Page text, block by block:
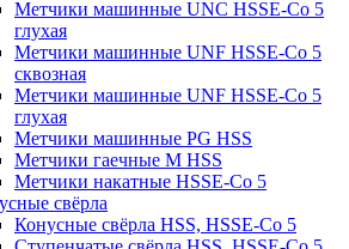
Метчики машинные UNC HSSE-Co 5
глухая
Метчики машинные UNF HSSE-Co 5
сквозная
Метчики машинные UNF HSSE-Co 5
глухая
Метчики машинные PG HSS
Метчики гаечные M HSS
Метчики накатные HSSE-Co 5
свёрла
Конусные свёрла HSS, HSSE-Co 5